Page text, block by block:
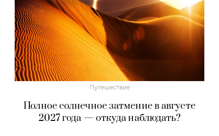
Путешествие
Полное солнечное затмение в августе
2027 года — откуда наблюдать?